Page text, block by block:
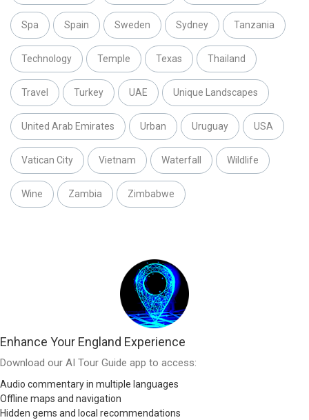
Spa Spain Sweden Sydney Tanzania
Technology Temple Texas Thailand
Travel Turkey UAE Unique Landscapes
United Arab Emirates Urban Uruguay USA
Vatican City Vietnam Waterfall Wildlife
Wine Zambia Zimbabwe
Enhance Your England Experience
Download our AI Tour Guide app to access:
Audio commentary in multiple languages
Offline maps and navigation
Hidden gems and local recommendations